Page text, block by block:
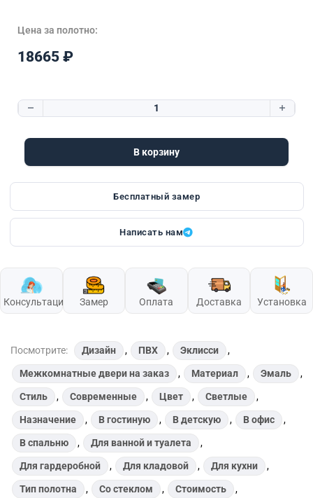
Цена за полотно:
18665 ₽
Количество товара Eclissi 4
В корзину
Бесплатный замер
Написать нам
Консультация Замер Оплата Доставка Установка
Посмотрите: Дизайн , ПВХ , Эклисси ,
Межкомнатные двери на заказ , Материал , Эмаль ,
Стиль , Современные , Цвет , Светлые ,
Назначение , В гостиную , В детскую , В офис ,
В спальню , Для ванной и туалета ,
Для гардеробной , Для кладовой , Для кухни ,
Тип полотна , Со стеклом , Стоимость ,